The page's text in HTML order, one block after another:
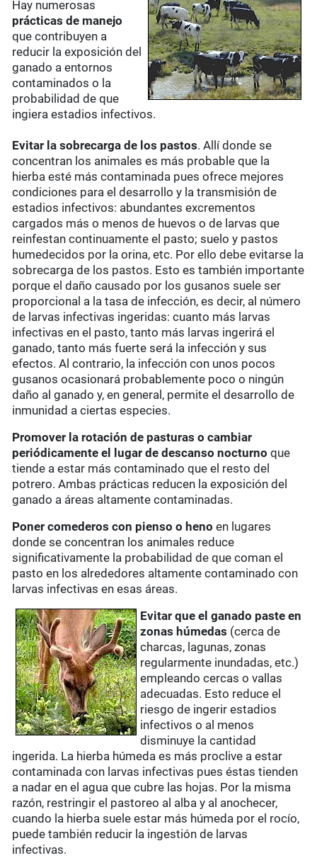
Hay numerosas
prácticas de manejo
que contribuyen a
reducir la exposición del
ganado a entornos
contaminados o la
probabilidad de que
ingiera estadios infectivos.
Evitar la sobrecarga de los pastos. Allí donde se
concentran los animales es más probable que la
hierba esté más contaminada pues ofrece mejores
condiciones para el desarrollo y la transmisión de
estadios infectivos: abundantes excrementos
cargados más o menos de huevos o de larvas que
reinfestan continuamente el pasto; suelo y pastos
humedecidos por la orina, etc. Por ello debe evitarse la
sobrecarga de los pastos. Esto es también importante
porque el daño causado por los gusanos suele ser
proporcional a la tasa de infección, es decir, al número
de larvas infectivas ingeridas: cuanto más larvas
infectivas en el pasto, tanto más larvas ingerirá el
ganado, tanto más fuerte será la infección y sus
efectos. Al contrario, la infección con unos pocos
gusanos ocasionará probablemente poco o ningún
daño al ganado y, en general, permite el desarrollo de
inmunidad a ciertas especies.
Promover la rotación de pasturas o cambiar
periódicamente el lugar de descanso nocturno que
tiende a estar más contaminado que el resto del
potrero. Ambas prácticas reducen la exposición del
ganado a áreas altamente contaminadas.
Poner comederos con pienso o heno en lugares
donde se concentran los animales reduce
significativamente la probabilidad de que coman el
pasto en los alrededores altamente contaminado con
larvas infectivas en esas áreas.
Evitar que el ganado paste en
zonas húmedas (cerca de
charcas, lagunas, zonas
regularmente inundadas, etc.)
empleando cercas o vallas
adecuadas. Esto reduce el
riesgo de ingerir estadios
infectivos o al menos
disminuye la cantidad
ingerida. La hierba húmeda es más proclive a estar
contaminada con larvas infectivas pues éstas tienden
a nadar en el agua que cubre las hojas. Por la misma
razón, restringir el pastoreo al alba y al anochecer,
cuando la hierba suele estar más húmeda por el rocío,
puede también reducir la ingestión de larvas
infectivas.